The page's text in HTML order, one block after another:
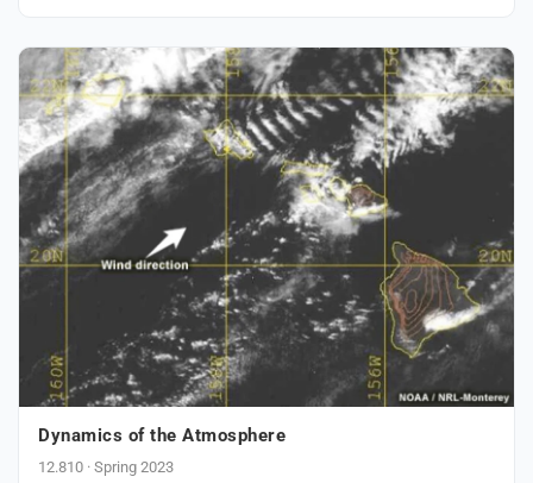
Dynamics of the Atmosphere
12.810 · Spring 2023